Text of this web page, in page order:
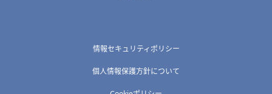
情報セキュリティポリシー
個人情報保護方針について